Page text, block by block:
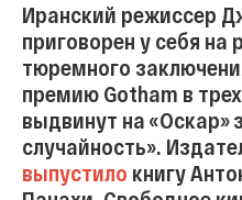
Иранский режиссер
приговорен у себя на
тюремного
премию Gotham в
выдвинут на «Оскар»
случайность».
выпустило книгу